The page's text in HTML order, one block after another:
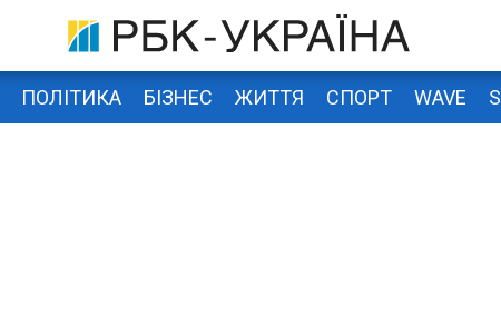
ПОЛІТИКА БІЗНЕС ЖИТТЯ СПОРТ WAVE